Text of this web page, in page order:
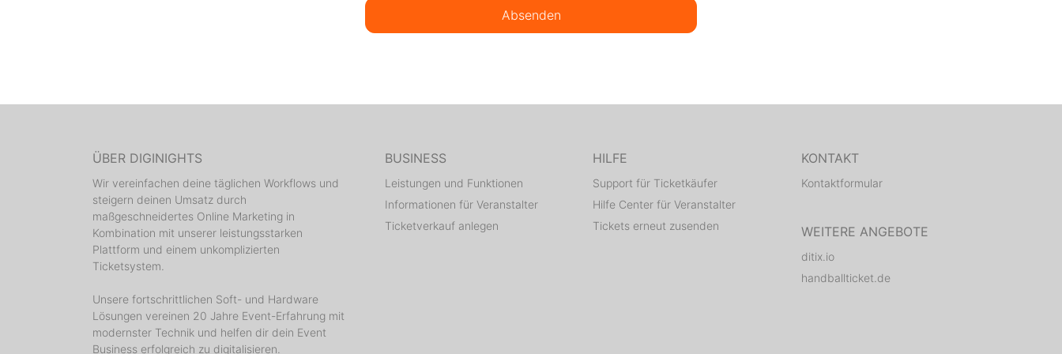
Absenden
ÜBER DIGINIGHTS
Wir vereinfachen deine täglichen Workflows und
steigern deinen Umsatz durch
maßgeschneidertes Online Marketing in
Kombination mit unserer leistungsstarken
Plattform und einem unkomplizierten
Ticketsystem.
Unsere fortschrittlichen Soft- und Hardware
Lösungen vereinen 20 Jahre Event-Erfahrung mit
modernster Technik und helfen dir dein Event
Business erfolgreich zu digitalisieren.
BUSINESS
Leistungen und Funktionen
Informationen für Veranstalter
Ticketverkauf anlegen
HILFE
Support für Ticketkäufer
Hilfe Center für Veranstalter
Tickets erneut zusenden
KONTAKT
Kontaktformular
WEITERE ANGEBOTE
ditix.io
handballticket.de